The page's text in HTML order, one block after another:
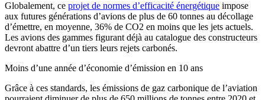
Globalement, ce projet de normes d’efficacité énergétique impose
aux futures générations d’avions de plus de 60 tonnes au décollage
d’émettre, en moyenne, 36% de CO2 en moins que les jets actuels.
Les avions des gammes figurant déjà au catalogue des constructeurs
devront abattre d’un tiers leurs rejets carbonés.
Moins d’une année d’économie d’émission en 10 ans
Grâce à ces standards, les émissions de gaz carbonique de l’aviation